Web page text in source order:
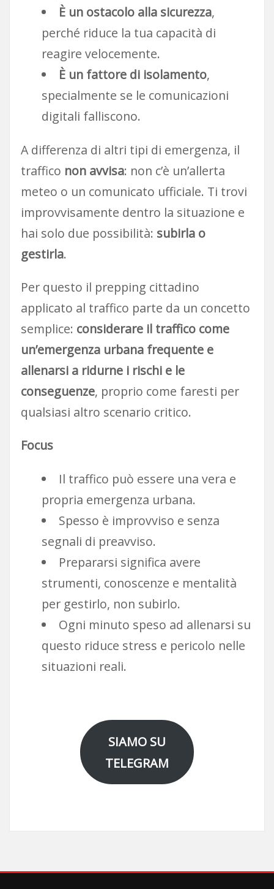
È un ostacolo alla sicurezza,
perché riduce la tua capacità di
reagire velocemente.
È un fattore di isolamento,
specialmente se le comunicazioni
digitali falliscono.
A differenza di altri tipi di emergenza, il
traffico non avvisa: non c’è un’allerta
meteo o un comunicato ufficiale. Ti trovi
improvvisamente dentro la situazione e
hai solo due possibilità: subirla o
gestirla.
Per questo il prepping cittadino
applicato al traffico parte da un concetto
semplice: considerare il traffico come
un’emergenza urbana frequente e
allenarsi a ridurne i rischi e le
conseguenze, proprio come faresti per
qualsiasi altro scenario critico.
Focus
Il traffico può essere una vera e
propria emergenza urbana.
Spesso è improvviso e senza
segnali di preavviso.
Prepararsi significa avere
strumenti, conoscenze e mentalità
per gestirlo, non subirlo.
Ogni minuto speso ad allenarsi su
questo riduce stress e pericolo nelle
situazioni reali.
SIAMO SU
TELEGRAM